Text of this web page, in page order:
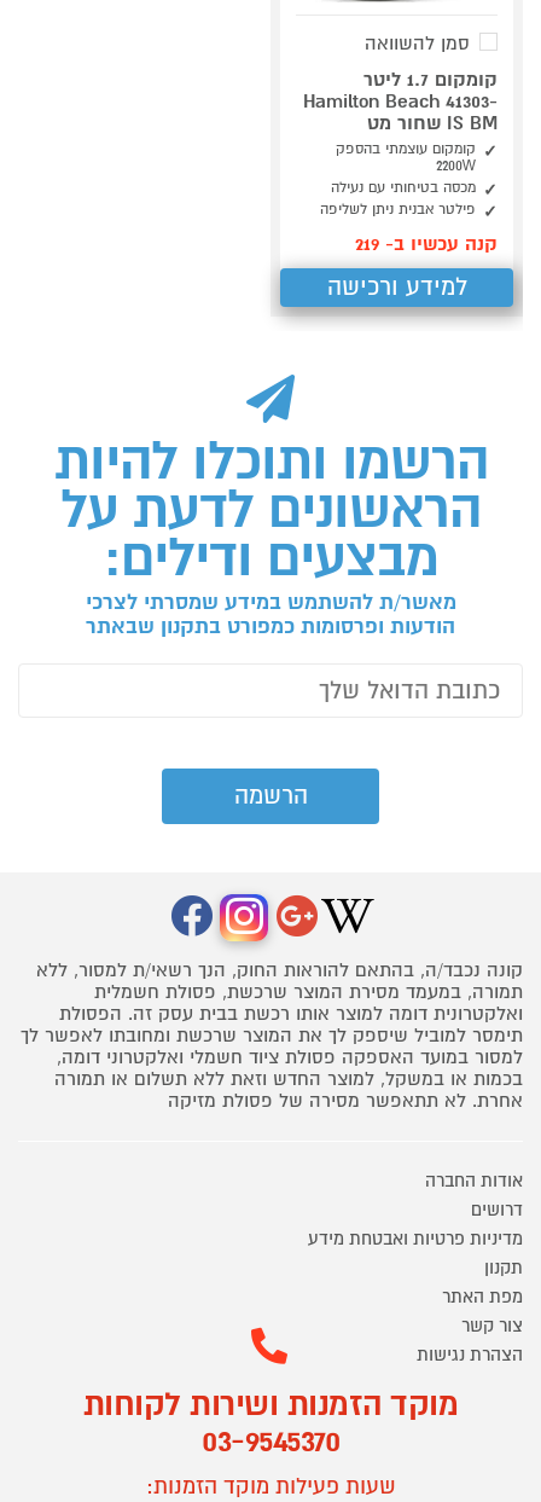
סמן להשוואה
קומקום 1.7 ליטר
Hamilton Beach 41303-
IS BM שחור מט
קומקום עוצמתי בהספק
2200W
מכסה בטיחותי עם נעילה
פילטר אבנית ניתן לשליפה
קנה עכשיו ב- 219
למידע ורכישה
הרשמו ותוכלו להיות
הראשונים לדעת על
מבצעים ודילים:
מאשר/ת להשתמש במידע שמסרתי לצרכי
הודעות ופרסומות כמפורט בתקנון שבאתר
קונה נכבד/ה, בהתאם להוראות החוק, הנך רשאי/ת למסור, ללא
תמורה, במעמד מסירת המוצר שרכשת, פסולת חשמלית
ואלקטרונית דומה למוצר אותו רכשת בבית עסק זה. הפסולת
תימסר למוביל שיספק לך את המוצר שרכשת ומחובתו לאפשר לך
למסור במועד האספקה פסולת ציוד חשמלי ואלקטרוני דומה,
בכמות או במשקל, למוצר החדש וזאת ללא תשלום או תמורה
אחרת. לא תתאפשר מסירה של פסולת מזיקה
אודות החברה
דרושים
מדיניות פרטיות ואבטחת מידע
תקנון
מפת האתר
צור קשר
הצהרת נגישות
מוקד הזמנות ושירות לקוחות
03-9545370
שעות פעילות מוקד הזמנות: